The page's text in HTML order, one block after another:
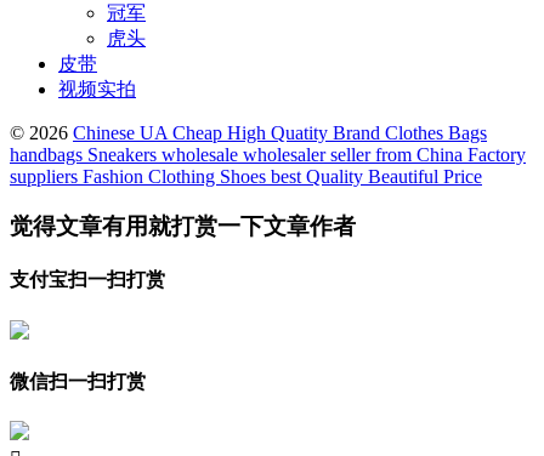
冠军
虎头
皮带
视频实拍
© 2026 Chinese UA Cheap High Quatity Brand Clothes Bags
handbags Sneakers wholesale wholesaler seller from China Factory
suppliers Fashion Clothing Shoes best Quality Beautiful Price
觉得文章有用就打赏一下文章作者
支付宝扫一扫打赏
微信扫一扫打赏